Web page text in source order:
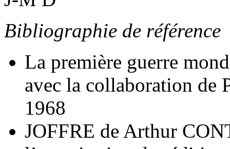
Bibliographie de référence
La première guerre
avec la collaboration de
1968
JOFFRE de Arthur